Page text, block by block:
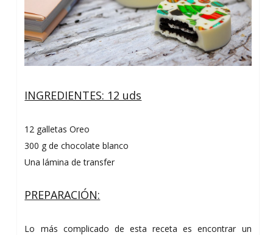
INGREDIENTES: 12 uds
12 galletas Oreo
300 g de chocolate blanco
Una lámina de transfer
PREPARACIÓN:
Lo más complicado de esta receta es encontrar un